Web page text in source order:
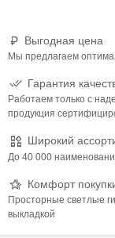
Выгодная цена
Мы предлагаем
Гарантия
Работаем только с
продукция
Широкий
До 40 000
Комфорт
Просторные светлые
выкладкой